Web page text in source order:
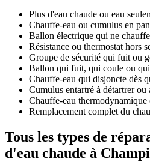
Plus d'eau chaude ou eau
Chauffe-eau ou cumulus en
Ballon électrique qui ne
Résistance ou thermostat hors
Groupe de sécurité qui fuit ou
Ballon qui fuit, qui coule ou
Chauffe-eau qui disjoncte dès
Cumulus entartré à détartrer ou
Chauffe-eau thermodynamique
Remplacement complet du
Tous les types de
d'eau chaude à